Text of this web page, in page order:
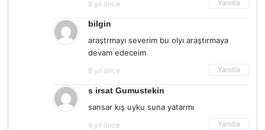
8 yıl önce Yanıtla
bilgin
araştrmayı severim bu olyı araştırmaya
devam edeceim
8 yıl önce Yanıtla
s irsat Gumustekin
sansar kış uyku suna yatarmı
9 yıl önce Yanıtla